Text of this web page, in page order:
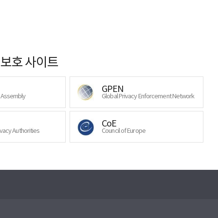
호 사이트
GPEN
Global Privacy Enforcement Network
Authorities
CoE
Council of Europe